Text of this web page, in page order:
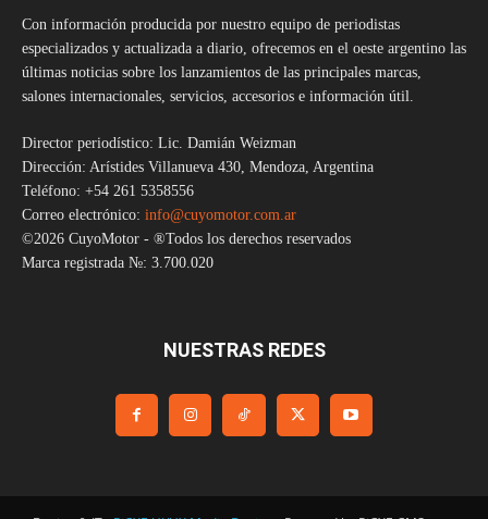
Con información producida por nuestro equipo de periodistas
especializados y actualizada a diario, ofrecemos en el oeste argentino las
últimas noticias sobre los lanzamientos de las principales marcas,
salones internacionales, servicios, accesorios e información útil.
Director periodístico: Lic. Damián Weizman
Dirección: Arístides Villanueva 430, Mendoza, Argentina
Teléfono: +54 261 5358556
Correo electrónico: info@cuyomotor.com.ar
©2026 CuyoMotor - ®Todos los derechos reservados
Marca registrada №: 3.700.020
NUESTRAS REDES